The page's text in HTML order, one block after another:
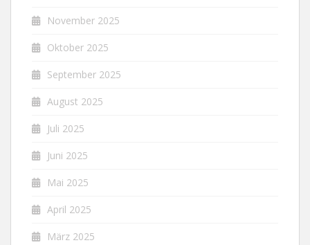
November 2025
Oktober 2025
September 2025
August 2025
Juli 2025
Juni 2025
Mai 2025
April 2025
März 2025